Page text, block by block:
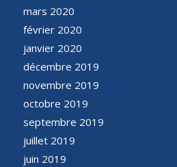
mars 2020
février 2020
janvier 2020
décembre 2019
novembre 2019
octobre 2019
septembre 2019
juillet 2019
juin 2019